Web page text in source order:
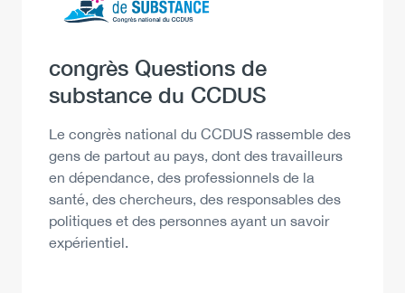
Heading
congrès Questions de
substance du CCDUS
Description
Le congrès national du CCDUS rassemble des
gens de partout au pays, dont des travailleurs
en dépendance, des professionnels de la
santé, des chercheurs, des responsables des
politiques et des personnes ayant un savoir
expérientiel.